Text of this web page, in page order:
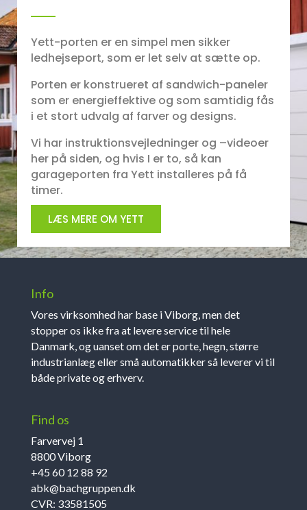
Yett-porten er en simpel men sikker
ledhejseport, som er let selv at sætte op.
Porten er konstrueret af sandwich-paneler
som er energieffektive og som samtidig fås
i et stort udvalg af farver og designs.
Vi har instruktionsvejledninger og –videoer
her på siden, og hvis I er to, så kan
garageporten fra Yett installeres på få
timer.
LÆS MERE OM YETT
Info
Vores virksomhed har base i Viborg, men det
stopper os ikke fra at levere service til hele
Danmark, og uanset om det er porte, hegn, større
industrianlæg eller små automatikker så leverer vi til
både private og erhverv.
Find os
Farvervej 1
8800 Viborg
+45 60 12 88 92
abk@bachgruppen.dk
CVR: 33581505